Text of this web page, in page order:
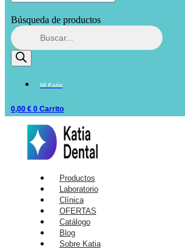
Búsqueda de productos
Mi Katia
0,00 € 0 Carrito
Productos
Laboratorio
Clínica
OFERTAS
Catálogo
Blog
Sobre Katia